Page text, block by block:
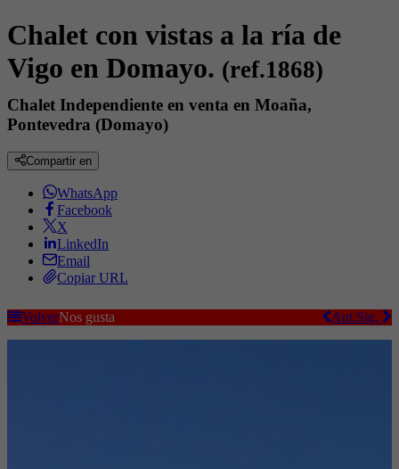
Chalet con vistas a la ría de
Vigo en Domayo. (ref.1868)
Chalet Independiente en venta en Moaña,
Pontevedra (Domayo)
Compartir en
WhatsApp
Facebook
X
LinkedIn
Email
Copiar URL
Volver Sig.
Ant.
Nos gusta